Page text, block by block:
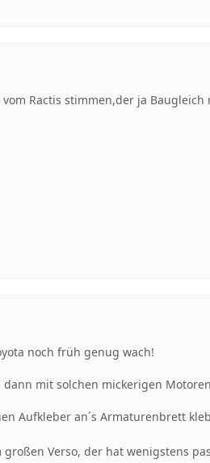
Ractis stimmen,der ja
noch früh genug wach!
mit solchen mickerigen
Aufkleber an´s Armaturenbrett
Verso, der hat wenigstens